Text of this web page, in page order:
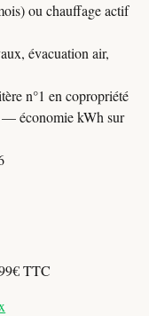
ou chauffage actif
évacuation air,
n°1 en copropriété
économie kWh sur
TTC